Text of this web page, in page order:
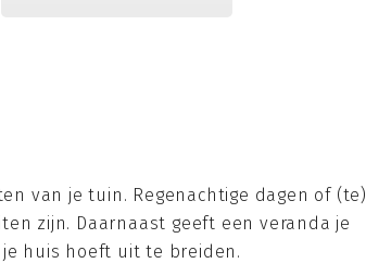
van je tuin. Regenachtige dagen of (te)
zijn. Daarnaast geeft een veranda je
huis hoeft uit te breiden.